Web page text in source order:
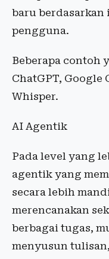
baru
pengguna.
Beberapa contoh
ChatGPT,
Whisper.
AI Agentik
Pada level yang
agentik yang
secara lebih
merencanakan
berbagai tugas,
menyusun